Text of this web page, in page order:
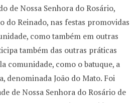
de Nossa Senhora do Rosário,
do Reinado, nas festas promovidas
como também em outras
também das outras práticas
comunidade, como o batuque, a
denominada João do Mato. Foi
de Nossa Senhora do Rosário de